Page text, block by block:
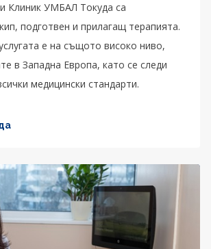
Клиник УМБАЛ Токуда са
подготвен и прилагащ терапията.
е на същото високо ниво,
в Западна Европа, като се следи
медицински стандарти.